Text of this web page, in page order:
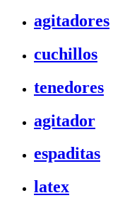
agitadores
cuchillos
tenedores
agitador
espaditas
latex